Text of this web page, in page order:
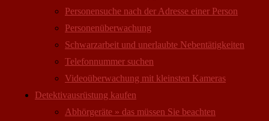
Personensuche nach der Adresse einer Person
Personen­überwachung
Schwarzarbeit und unerlaubte Nebentätigkeiten
Telefonnummer suchen
Videoüberwachung mit kleinsten Kameras
Detektivausrüstung kaufen
Abhörgeräte » das müssen Sie beachten